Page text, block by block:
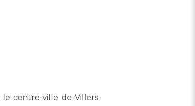
centre-ville de Villers-